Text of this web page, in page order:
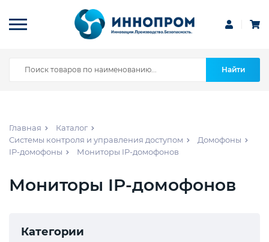
Найти
Главная
Каталог
Системы контроля и управления доступом
Домофоны
IP-домофоны
Мониторы IP-домофонов
Мониторы IP-домофонов
Категории